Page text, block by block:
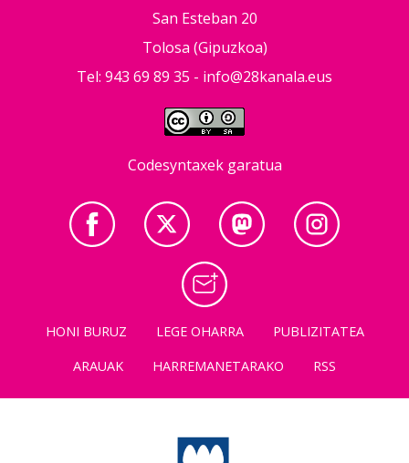
San Esteban 20
Tolosa (Gipuzkoa)
Tel: 943 69 89 35 - info@28kanala.eus
Codesyntaxek garatua
HONI BURUZ LEGE OHARRA
PUBLIZITATEA
ARAUAK
HARREMANETARAKO RSS